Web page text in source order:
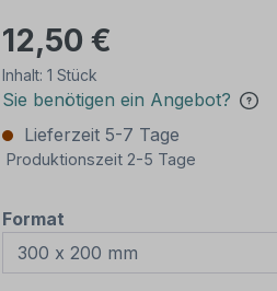
12,50 €
Inhalt: 1 Stück
Sie benötigen ein Angebot?
Lieferzeit 5-7 Tage
Produktionszeit 2-5 Tage
Format